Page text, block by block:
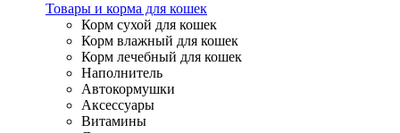
Товары и корма для кошек
Корм сухой для кошек
Корм влажный для кошек
Корм лечебный для кошек
Наполнитель
Автокормушки
Аксессуары
Витамины